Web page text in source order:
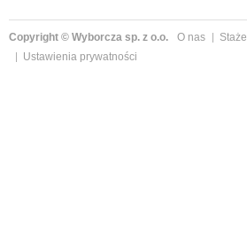
Copyright © Wyborcza sp. z o.o. O nas
Ustawienia prywatności